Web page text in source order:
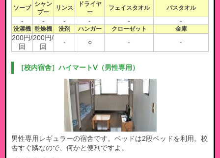
ソープ
シャン
プー
リンス
ドライヤ
ー
フェイスタオル バスタオル
- - - - - -
洗濯機 乾燥機 洗剤 ハンガー クローゼット 金庫
200円/
回
200円/
回
- ○ - -
［校内宿舎］ハイマートⅤ（男性専用）
男性専用レギュラーの宿舎です。ベッドは2段ベッドを利用。校
舎すぐ隣なので、何かと便利ですよ。